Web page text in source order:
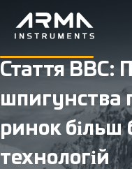
Стаття
шпигунства
ринок більш
технологій